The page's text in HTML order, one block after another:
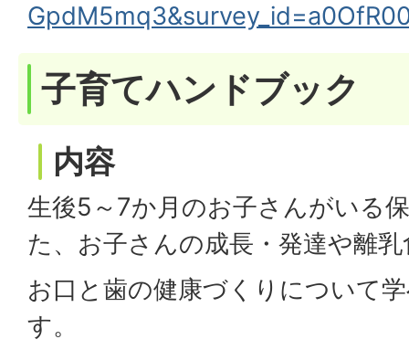
子育てハンドブック
内容
生後5～7か月のお子さんがいる
た、お子さんの成長・発達や離乳
お口と歯の健康づくりについて
す。